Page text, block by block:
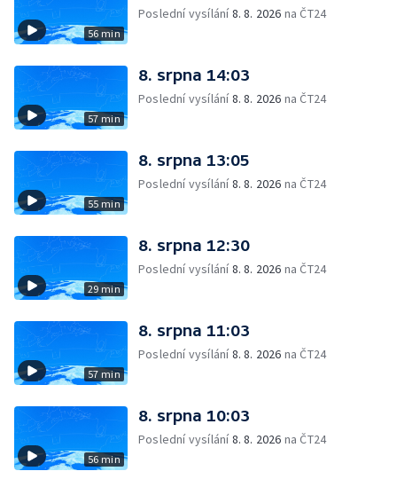
56 min
Poslední vysílání8. 8. 2026 na ČT24
57 min
8. srpna 14:03
Poslední vysílání8. 8. 2026 na ČT24
55 min
8. srpna 13:05
Poslední vysílání8. 8. 2026 na ČT24
29 min
8. srpna 12:30
Poslední vysílání8. 8. 2026 na ČT24
57 min
8. srpna 11:03
Poslední vysílání8. 8. 2026 na ČT24
56 min
8. srpna 10:03
Poslední vysílání8. 8. 2026 na ČT24